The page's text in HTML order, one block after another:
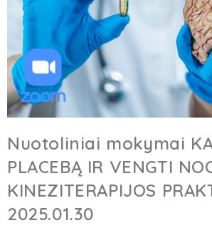
Nuotoliniai mokymai
PLACEBĄ IR VENGTI
KINEZITERAPIJOS
2025.01.30